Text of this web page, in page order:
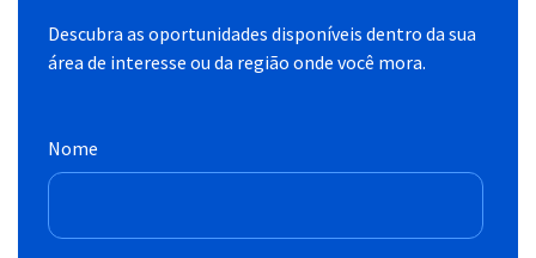
Descubra as oportunidades disponíveis dentro da sua
área de interesse ou da região onde você mora.
Nome